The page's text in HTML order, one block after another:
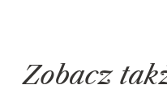
Zobacz